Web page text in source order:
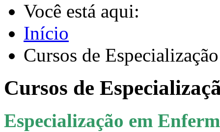
Você está aqui:
Início
Cursos de Especialização
Cursos de
Especialização em